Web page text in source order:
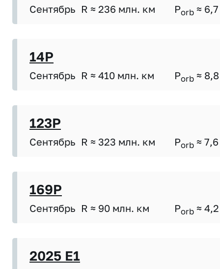
Сентябрь R ≈ 236 млн. км Porb ≈ 6,7
14P
Сентябрь R ≈ 410 млн. км Porb ≈ 8,8
123P
Сентябрь R ≈ 323 млн. км Porb ≈ 7,6
169P
Сентябрь R ≈ 90 млн. км Porb ≈ 4,2
2025 E1